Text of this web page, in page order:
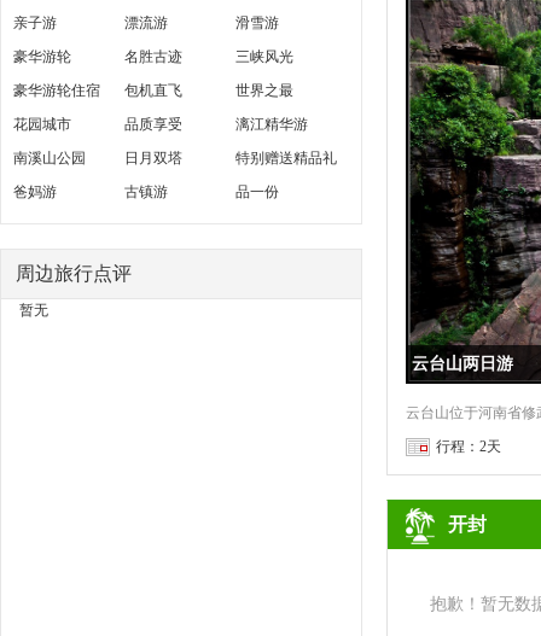
亲子游 漂流游
滑雪游
豪华游轮
名胜古迹
三峡风光
豪华游轮住宿
包机直飞
世界之最
花园城市
品质享受
漓江精华游
南溪山公园
日月双塔
特别赠送精品礼
品一份
爸妈游 古镇游
周边旅行点评
暂无
云台山两日游
行程：2天
开封
抱歉！暂无数